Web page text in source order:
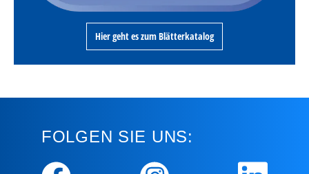
Hier geht es zum Blätterkatalog
FOLGEN SIE UNS: